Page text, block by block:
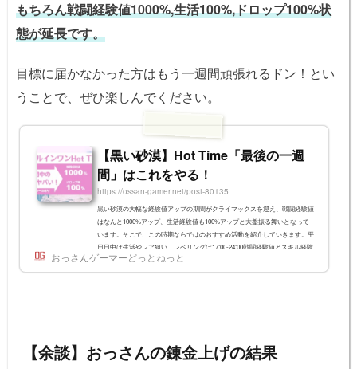
もちろん戦闘経験値1000%,生活100%,ドロップ100%状
態が延長です。
目標に届かなかった方はもう一週間頑張れるドン！とい
うことで、ぜひ楽しんでください。
【黒い砂漠】Hot Time「最後の一週
間」はこれをやる！
https://ossan-gamer.net/post-80135
黒い砂漠の大幅な経験値アップの期間がクライマックスを迎え、戦闘経験値
はなんと1000%アップ、生活経験値も100%アップと大盤振る舞いとなって
います。そこで、この時期ならではのおすすめ活動を紹介していきます。平
日日中は生活やレア狙い、レベリングは17:00-24:00戦闘経験値とスキル経験
値アップは、適用される時間が決まっています。タイムスケジュール日時戦
闘経験値スキル経験値アイテム獲得確率生活経験値火～金0:00-16:59-+100%
おっさんゲーマーどっとねっと
【余談】おっさんの錬金上げの結果